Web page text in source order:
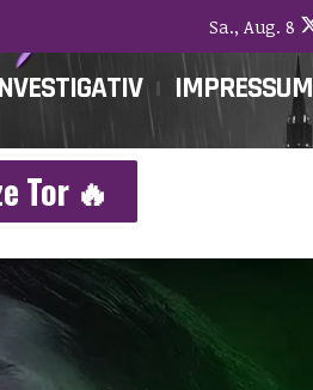
Sa., Aug. 8
IMPRESSUM
Tor 🔥